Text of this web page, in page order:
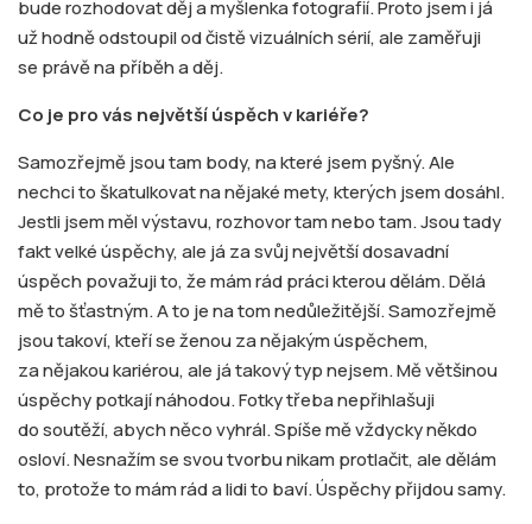
bude rozhodovat děj a myšlenka fotografií. Proto jsem i já
už hodně odstoupil od čistě vizuálních sérií, ale zaměřuji
se právě na příběh a děj.
Co je pro vás největší úspěch v kariéře?
Samozřejmě jsou tam body, na které jsem pyšný. Ale
nechci to škatulkovat na nějaké mety, kterých jsem dosáhl.
Jestli jsem měl výstavu, rozhovor tam nebo tam. Jsou tady
fakt velké úspěchy, ale já za svůj největší dosavadní
úspěch považuji to, že mám rád práci kterou dělám. Dělá
mě to šťastným. A to je na tom nedůležitější. Samozřejmě
jsou takoví, kteří se ženou za nějakým úspěchem,
za nějakou kariérou, ale já takový typ nejsem. Mě většinou
úspěchy potkají náhodou. Fotky třeba nepřihlašuji
do soutěží, abych něco vyhrál. Spíše mě vždycky někdo
osloví. Nesnažím se svou tvorbu nikam protlačit, ale dělám
to, protože to mám rád a lidi to baví. Úspěchy přijdou samy.